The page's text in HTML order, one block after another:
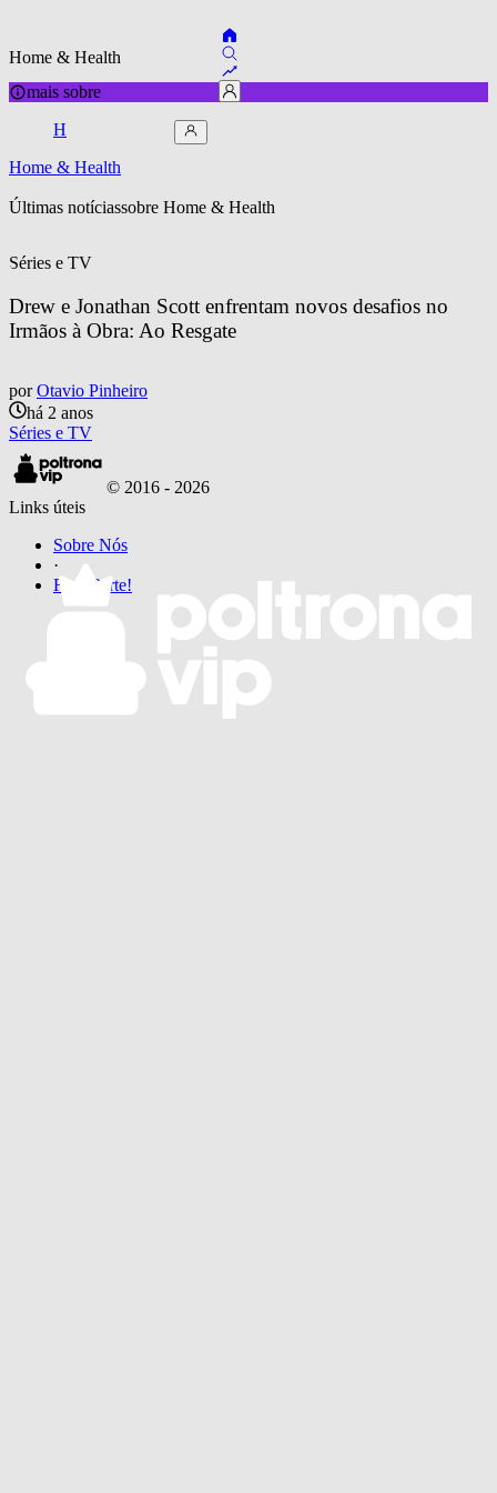
Home & Health
mais sobre
H
Home & Health
Últimas notíciassobre Home & Health
Séries e TV
Drew e Jonathan Scott enfrentam novos desafios no
Irmãos à Obra: Ao Resgate
por Otavio Pinheiro
há 2 anos
Séries e TV
© 2016 - 2026
Links úteis
Sobre Nós
·
Faça Parte!